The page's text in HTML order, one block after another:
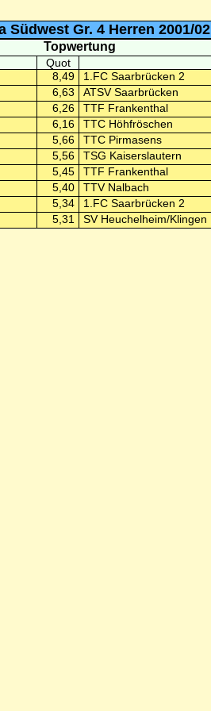
Südwest Gr. 4 Herren 2001/02
Topwertung
Quot
8,49
1.FC Saarbrücken 2
6,63
ATSV Saarbrücken
6,26
TTF Frankenthal
6,16
TTC Höhfröschen
5,66
TTC Pirmasens
5,56
TSG Kaiserslautern
5,45
TTF Frankenthal
5,40
TTV Nalbach
5,34
1.FC Saarbrücken 2
5,31 SV Heuchelheim/Klingen